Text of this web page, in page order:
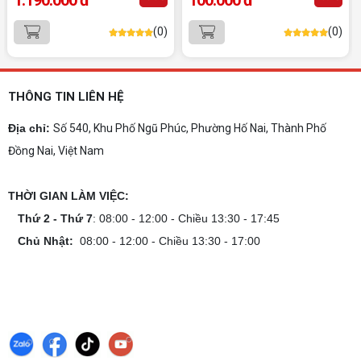
tín, chuyên nghiệp
Dịch vụ build PC gaming tại Đồng Nai uy tín, cấu
hình mạnh, tối ưu chi phí, test máy tại chỗ. Khám
phá ngay địa chỉ tư vấn và lắp đặt dàn PC chơi
game mượt mà!
phù hợp, đảm bảo hệ thống vận hành ổn định và
tối ưu chi phí. Xem ngay hướng dẫn tại đây
khi build: socket CPU mainboard, chuẩn RAM,
copy nhanh.
PC gaming nóng quạt kêu to: Nguyên
(0) (0)
THÔNG TIN LIÊN HỆ
Địa chỉ: Số 540, Khu Phố Ngũ Phúc, Phường Hố Nai, Thành Phố
Đồng Nai, Việt Nam
THỜI GIAN LÀM VIỆC:
Thứ 2 - Thứ 7: 08:00 - 12:00 - Chiều 13:30 - 17:45
Chủ Nhật: 08:00 - 12:00 - Chiều 13:30 - 17:00